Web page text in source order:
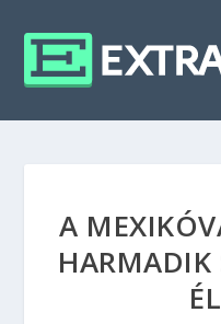
A
HARMADIK